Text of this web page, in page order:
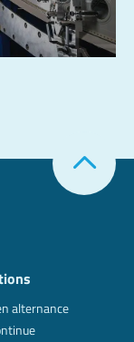
alternance